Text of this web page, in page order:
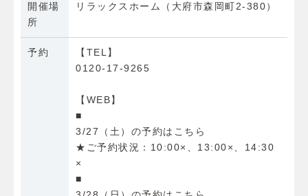
開催場
所
リラックスホーム（大府市森岡町2-380）
予約
【TEL】
0120-17-9265
【WEB】
■
3/27（土）の予約はこちら
★ご予約状況：10:00×、13:00×、14:30
×
■